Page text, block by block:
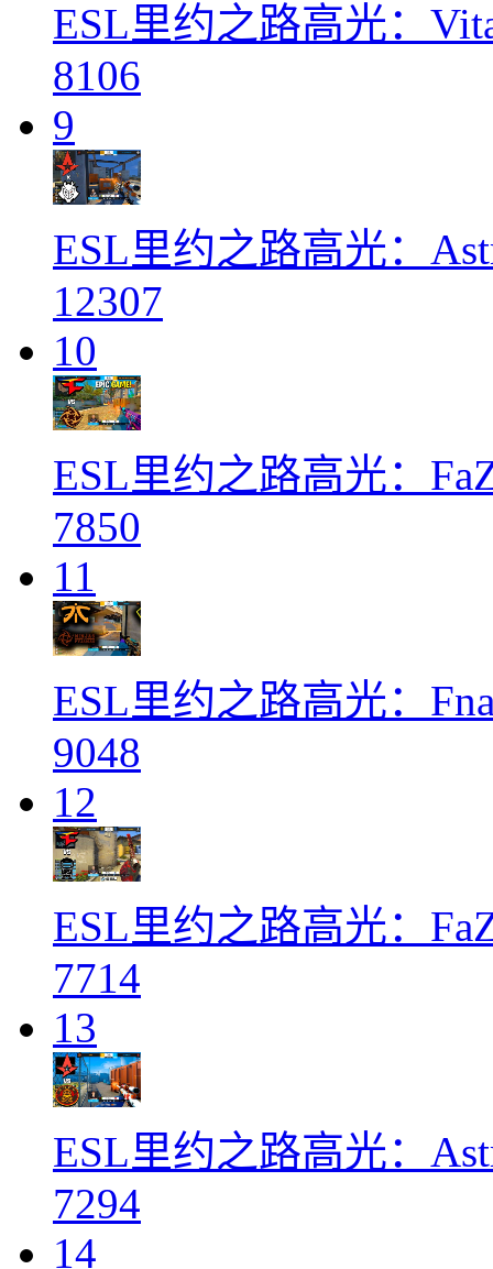
ESL里约之路高光：
8106
9
ESL里约之路高光：
12307
10
ESL里约之路高光：
7850
11
ESL里约之路高光：
9048
12
ESL里约之路高光：
7714
13
ESL里约之路高光：
7294
14